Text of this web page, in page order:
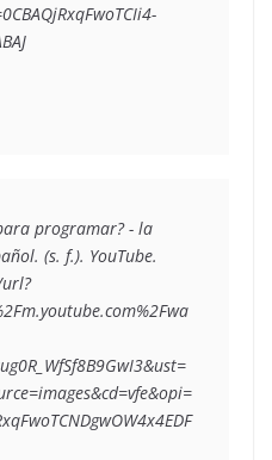
programar? - la
(s. f.). YouTube.